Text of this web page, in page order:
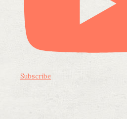
Subscribe